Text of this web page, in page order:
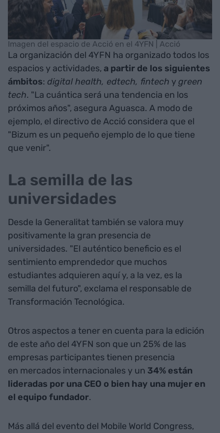
Imagen del espacio de Acció en el 4YFN | Acció
La organización del 4YFN ha organizado todos los
espacios y actividades, a partir de los siguientes
ámbitos: digital health, edtech, fintech y green
tech. "La cuántica será una tendencia en los
próximos años", asegura Aguasca. A modo de
ejemplo, el directivo de Acció considera que el
"Bizum es un pequeño ejemplo de lo que tiene
que venir".
La semilla de las
universidades
Desde la Generalitat también se valora muy
positivamente la gran presencia de
universidades. "El auténtico beneficio es el
sentimiento emprendedor que muchos
estudiantes adquieren aquí y, a la vez, es la
semilla del futuro", exclama el responsable de
Transformación Tecnológica.
Otros aspectos a tener en cuenta para la edición
de este año del 4YFN son que un 25% de las
empresas participantes tienen presencia
en mercados internacionales y un 34% están
lideradas por una CEO o bien hay una mujer en
el equipo fundador.
Más allá del evento del Mobile World Congress,